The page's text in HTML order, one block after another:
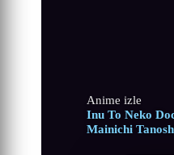
Anime izle
Inu To Neko
Mainichi